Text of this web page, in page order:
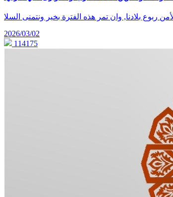
بلادنا, وان تمر هذه الفترة بخير ونتمنى السلا
2026/03/02
114175